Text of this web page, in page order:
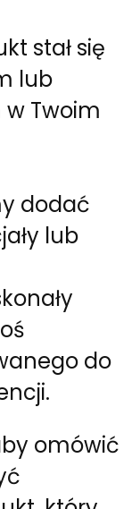
stał się
lub
Twoim
dodać
lub
do
omówić